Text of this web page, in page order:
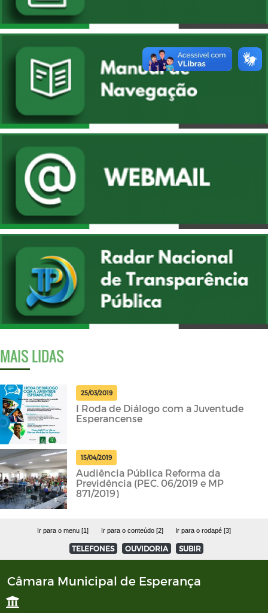
MAIS LIDAS
25/03/2019
I Roda de Diálogo com a Juventude
Esperancense
15/04/2019
Audiência Pública Reforma da
Previdência (PEC. 06/2019 e MP
871/2019)
Ir para o menu [1] Ir para o conteúdo [2] Ir para o rodapé [3]
TELEFONES OUVIDORIA SUBIR
Câmara Municipal de Esperança